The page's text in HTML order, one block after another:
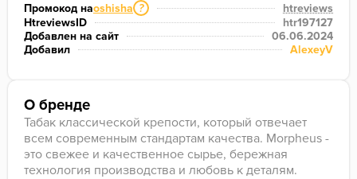
Промокод наoshisha ?
htreviews
HtreviewsID
htr197127
Добавлен на сайт
06.06.2024
Добавил
AlexeyV
О бренде
Табак классической крепости, который отвечает
всем современным стандартам качества. Morpheus -
это свежее и качественное сырье, бережная
технология производства и любовь к деталям.